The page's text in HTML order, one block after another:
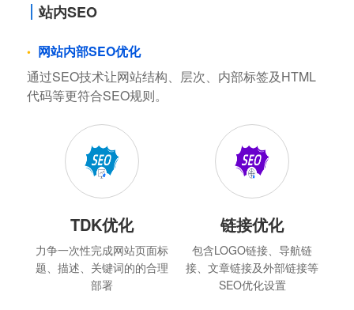
站内SEO
网站内部SEO优化
通过SEO技术让网站结构、层次、内部标签及HTML
代码等更符合SEO规则。
TDK优化
力争一次性完成网站页面标
题、描述、关键词的的合理
部署
链接优化
包含LOGO链接、导航链
接、文章链接及外部链接等
SEO优化设置